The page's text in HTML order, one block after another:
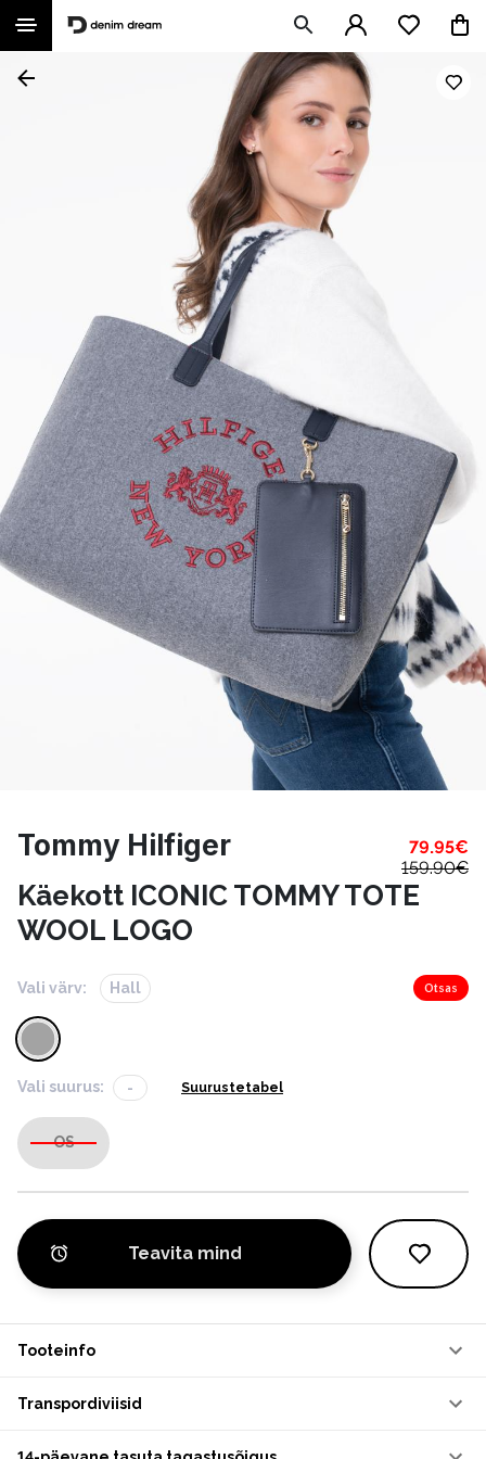
Tommy Hilfiger 79.95€
159.90€
Käekott ICONIC TOMMY TOTE
WOOL LOGO
Vali värv: Hall Otsas
Vali suurus: - Suurustetabel
OS
Teavita mind
Tooteinfo
Transpordiviisid